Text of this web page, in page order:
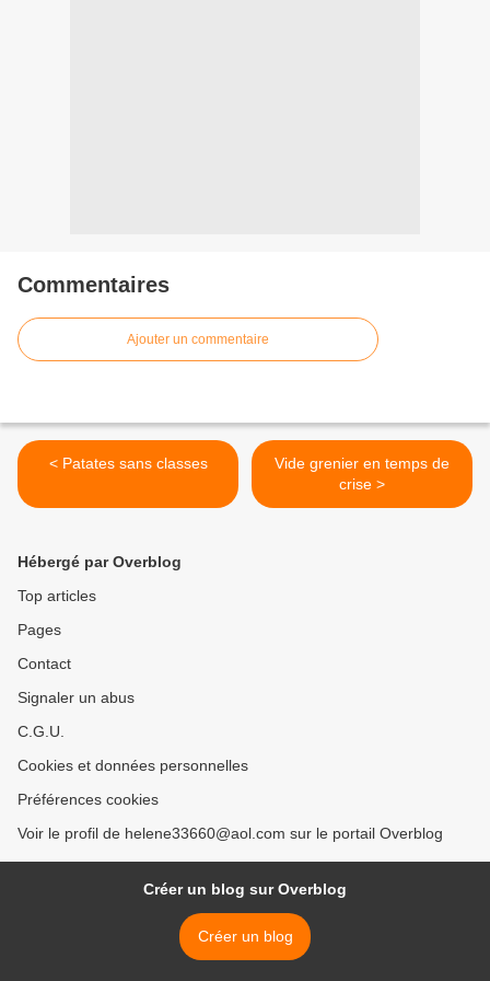
Commentaires
Ajouter un commentaire
< Patates sans classes
Vide grenier en temps de
crise >
Hébergé par Overblog
Top articles
Pages
Contact
Signaler un abus
C.G.U.
Cookies et données personnelles
Préférences cookies
Voir le profil de helene33660@aol.com sur le portail Overblog
Créer un blog sur Overblog
Créer un blog